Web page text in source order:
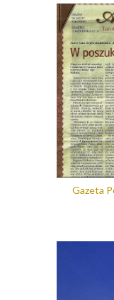
Gazeta